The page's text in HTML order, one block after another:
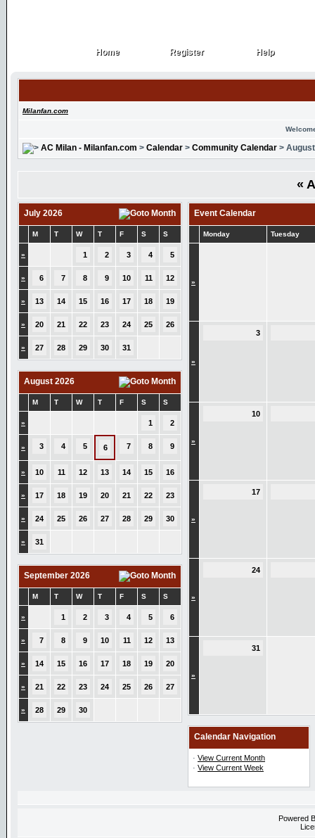
Home
Home Register
Register Help
Help
Milanfan.com
AC Milan - Milanfan.com > Calendar > Community Calendar >
«
July 2026
M T W T F S S
» 1 2 3 4 5
» 6 7 8 9 10 11 12
» 13 14 15 16 17 18 19
» 20 21 22 23 24 25 26
» 27 28 29 30 31
August 2026
M T W T F S S
» 1 2
» 3 4 5 6 7 8 9
» 10 11 12 13 14 15 16
» 17 18 19 20 21 22 23
» 24 25 26 27 28 29 30
» 31
September 2026
M T W T F S S
» 1 2 3 4 5 6
» 7 8 9 10 11 12 13
» 14 15 16 17 18 19 20
» 21 22 23 24 25 26 27
» 28 29 30
Event Calendar
Monday Tuesday
»
»
3
»
10
»
17
»
24
»
31
Calendar Navigation
· View Current Month
· View Current Week
Powered